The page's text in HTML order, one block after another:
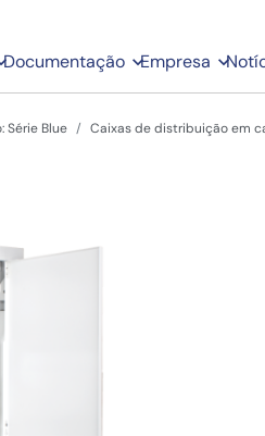
Documentação Empresa
Série Blue Caixas de distribuição em